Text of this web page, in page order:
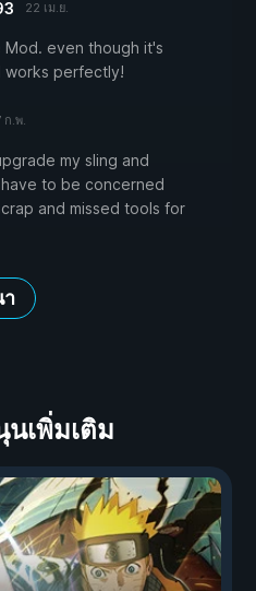
22 เม.ย.
even though it's
works perfectly!
ก.พ.
my sling and
to be concerned
and missed tools for
า
เพิ่มเติม